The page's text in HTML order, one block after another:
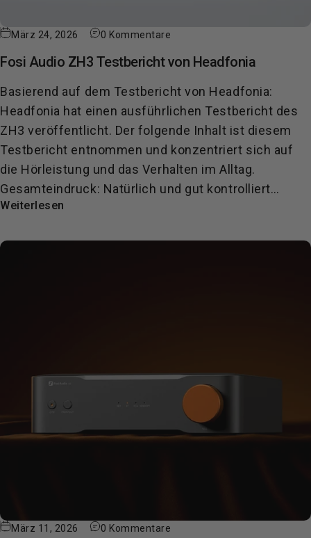
März 24, 2026 0 Kommentare
Fosi Audio ZH3 Testbericht von Headfonia
Basierend auf dem Testbericht von Headfonia:
Headfonia hat einen ausführlichen Testbericht des
ZH3 veröffentlicht. Der folgende Inhalt ist diesem
Testbericht entnommen und konzentriert sich auf
die Hörleistung und das Verhalten im Alltag.
Gesamteindruck: Natürlich und gut kontrolliert…
Weiterlesen
März 11, 2026 0 Kommentare